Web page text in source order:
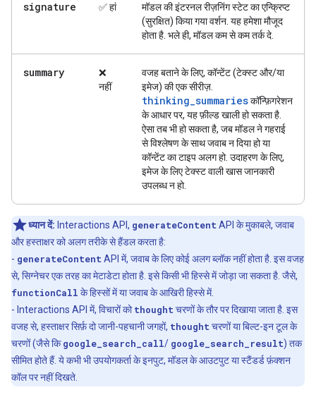
signature ✅ हां
मॉडल की इंटरनल रीज़निंग स्टेट का एन्क्रिप्ट
(सुरक्षित) किया गया वर्शन. यह हमेशा मौजूद
होता है. भले ही, मॉडल कम से कम तर्क दे.
summary
❌
नहीं
वजह बताने के लिए, कॉन्टेंट (टेक्स्ट और/या
इमेज) की एक सीरीज़.
thinking_summariesकॉन्फ़िगरेशन
के आधार पर, यह फ़ील्ड खाली हो सकता है.
ऐसा तब भी हो सकता है, जब मॉडल ने गहराई
से विश्लेषण के साथ जवाब न दिया हो या
कॉन्टेंट का टाइप अलग हो. उदाहरण के लिए,
इमेज के लिए टेक्स्ट वाली खास जानकारी
उपलब्ध न हो.
ध्यान दें: Interactions API, generateContent API के मुकाबले, जवाब
और हस्ताक्षर को अलग तरीके से हैंडल करता है:
- generateContent API में, जवाब के लिए कोई अलग ब्लॉक नहीं होता है. इस वजह
से, सिग्नेचर एक तरह का मेटाडेटा होता है. इसे किसी भी हिस्से में जोड़ा जा सकता है. जैसे,
functionCall के हिस्सों में या जवाब के आखिरी हिस्से में.
- Interactions API में, विचारों कोthought चरणों के तौर पर दिखाया जाता है. इस
वजह से, हस्ताक्षर सिर्फ़ दो जानी-पहचानी जगहों, thought चरणों या बिल्ट-इन टूल के
चरणों (जैसे किgoogle_search_call/ google_search_result) तक
सीमित होते हैं. ये कभी भी उपयोगकर्ता के इनपुट, मॉडल के आउटपुट या स्टैंडर्ड फ़ंक्शन
कॉल पर नहीं दिखते.